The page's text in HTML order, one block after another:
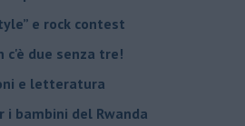
e rock contest
c'è due senza tre!
e letteratura
i bambini del Rwanda